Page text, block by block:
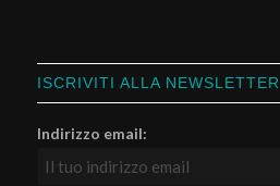
ISCRIVITI ALLA NEWSLETTER
Indirizzo email: